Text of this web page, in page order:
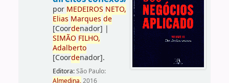
por MEDEIROS NETO,
Elias Marques de
[Coordenador] |
SIMÃO FILHO,
Adalberto
[Coordenador].
Editora:São Paulo: